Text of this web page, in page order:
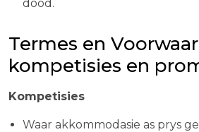
dood.
Termes en
kompetisies en
Kompetisies
Waar akkommodasie as prys